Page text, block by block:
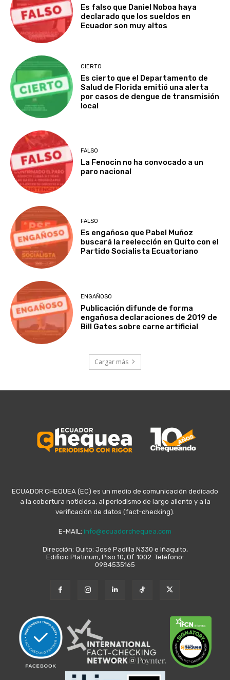
Es falso que Daniel Noboa haya
declarado que los sueldos en
Ecuador son muy altos
CIERTO
Es cierto que el Departamento de
Salud de Florida emitió una alerta
por casos de dengue de transmisión
local
FALSO
La Fenocin no ha convocado a un
paro nacional
FALSO
Es engañoso que Pabel Muñoz
buscará la reelección en Quito con el
Partido Socialista Ecuatoriano
ENGAÑOSO
Publicación difunde de forma
engañosa declaraciones de 2019 de
Bill Gates sobre carne artificial
Cargar más
ECUADOR CHEQUEA (EC) es un medio de comunicación dedicado
a la cobertura noticiosa, al periodismo de largo aliento y a la
verificación de datos (fact-checking).
E-MAIL: info@ecuadorchequea.com
Dirección: Quito: José Padilla N330 e Iñaquito,
Edificio Platinum, Piso 10, Of. 1002. Teléfono:
0984535165